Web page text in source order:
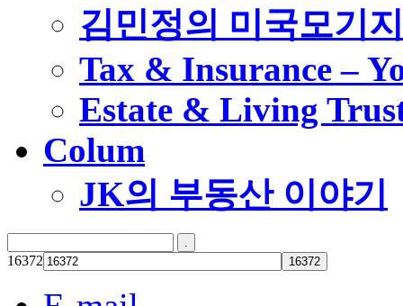
김민정의 미국모기
Tax & Insurance –
Estate & Living
Colum
JK의 부동산 이야기
16372